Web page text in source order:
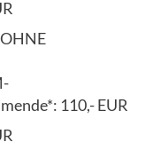
110,- EUR